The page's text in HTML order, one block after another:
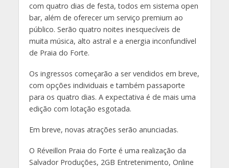
com quatro dias de festa, todos em sistema open
bar, além de oferecer um serviço premium ao
público. Serão quatro noites inesquecíveis de
muita música, alto astral e a energia inconfundível
de Praia do Forte.
Os ingressos começarão a ser vendidos em breve,
com opções individuais e também passaporte
para os quatro dias. A expectativa é de mais uma
edição com lotação esgotada.
Em breve, novas atrações serão anunciadas.
O Réveillon Praia do Forte é uma realização da
Salvador Produções, 2GB Entretenimento, Online